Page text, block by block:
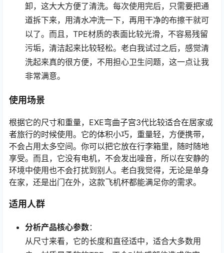
卸，这大大方便了清洗。每次使用完后，只需要把通
道拆下来，用清水冲洗一下，再用干净的布擦干就可
以了。而且，TPE材质的表面比较光滑，不容易残留
污垢，清洁起来比较轻松。老白我试过之后，感觉清
洗起来真的很方便，不用担心卫生问题，这一点让我
非常满意。
使用场景
根据它的尺寸和重量，EXE弯曲子宫3代比较适合在居家或
者旅行的时候使用。它的体积小巧，重量轻，方便携带，
不会占用太多空间。你可以把它放在行李箱里，随时随地
享受。而且，它没有电机，不会发出噪音，所以在安静的
环境中使用也不会打扰到别人。老白我觉得，无论是单身
在家，还是出门在外，这款飞机杯都能满足你的需求。
适用人群
分析产品核心参数：
从尺寸来看，它的长度和直径适中，适合大多数用